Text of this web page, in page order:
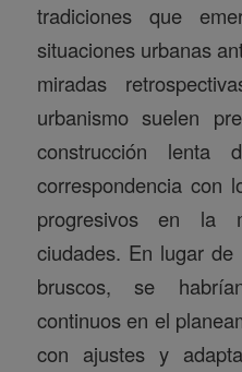
tradiciones que
situaciones urbanas
miradas
urbanismo suelen
construcción lenta
correspondencia con
progresivos en la
ciudades. En lugar
bruscos, se
continuos en el
con ajustes y